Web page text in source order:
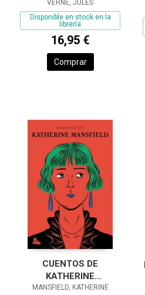
VERNE, JULES
Disponible en stock en la
librería
16,95 €
Comprar
CUENTOS DE
KATHERINE
MANSFIELD
MANSFIELD, KATHERINE